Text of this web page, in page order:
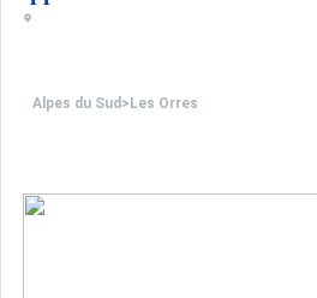
Alpes du Sud > Les Orres